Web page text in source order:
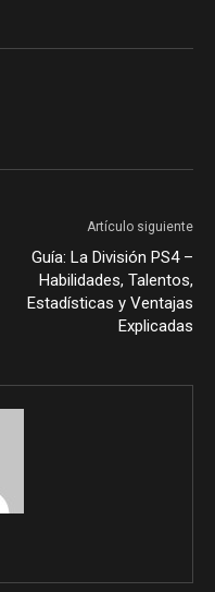
Artículo siguiente
Guía: La División PS4 –
Habilidades, Talentos,
Estadísticas y Ventajas
Explicadas